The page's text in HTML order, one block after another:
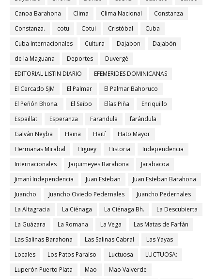
Canoa Barahona
Clima Clima Nacional
Constanza
Constanza.
cotu Cotui Cristóbal
Cuba
Cuba Internacionales
Cultura Dajabon
Dajabón
de la Maguana
Deportes
Duvergé
EDITORIAL LISTIN DIARIO
EFEMERIDES DOMINICANAS
El Cercado SJM
El Palmar
El Palmar Bahoruco
El Peñón Bhona.
El Seibo Elías Piña
Enriquillo
Espaillat
Esperanza Farandula
farándula
Galván Neyba
Haina Haití
Hato Mayor
Hermanas Mirabal
Higuey Historia
Independencia
Internacionales
Jaquimeyes Barahona
Jarabacoa
Jimaní Independencia
Juan Esteban
Juan Esteban Barahona
Juancho
Juancho Oviedo Pedernales
Juancho Pedernales
La Altagracia
La Ciénaga La Ciénaga Bh.
La Descubierta
La Guázara
La Romana La Vega
Las Matas de Farfán
Las Salinas Barahona
Las Salinas Cabral
Las Yayas
Locales
Los Patos Paraíso Luctuosa
LUCTUOSA:
Luperón Puerto Plata
Mao
Mao Valverde